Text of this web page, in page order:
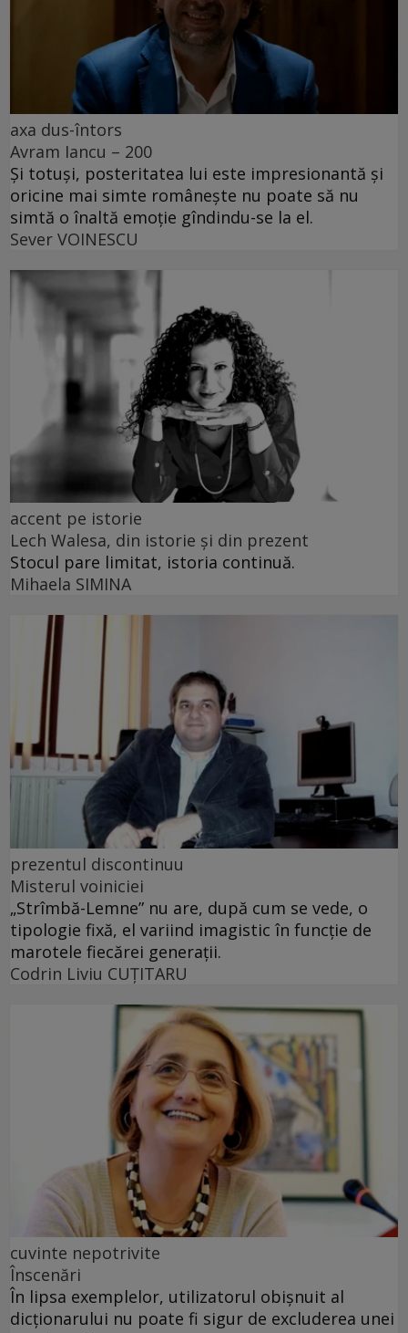
axa dus-întors
Avram Iancu – 200
Și totuși, posteritatea lui este impresionantă și
oricine mai simte românește nu poate să nu
simtă o înaltă emoție gîndindu-se la el.
Sever VOINESCU
accent pe istorie
Lech Walesa, din istorie și din prezent
Stocul pare limitat, istoria continuă.
Mihaela SIMINA
prezentul discontinuu
Misterul voiniciei
„Strîmbă-Lemne” nu are, după cum se vede, o
tipologie fixă, el variind imagistic în funcţie de
marotele fiecărei generaţii.
Codrin Liviu CUŢITARU
cuvinte nepotrivite
Înscenări
În lipsa exemplelor, utilizatorul obișnuit al
dicționarului nu poate fi sigur de excluderea unei